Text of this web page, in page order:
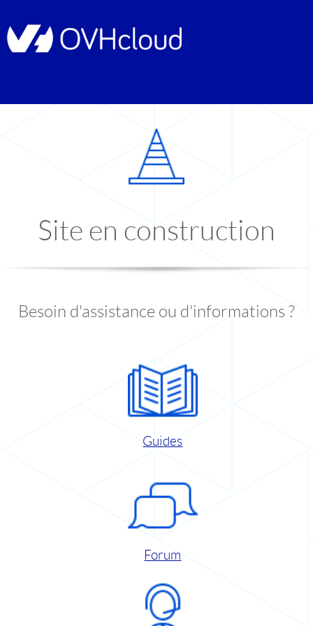
Site en construction
Besoin d'assistance ou d'informations ?
Guides
Forum